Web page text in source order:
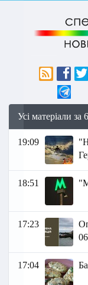
Усі матеріали
19:09
18:51
17:23
17:04